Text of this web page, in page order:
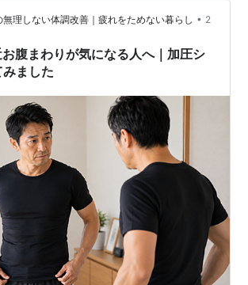
理しない体調改善｜疲れをためない暮らし • 2
腹まわりが気になる人へ｜加圧シ
ました